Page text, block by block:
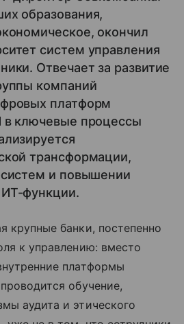
образования,
окончил
систем управления
Отвечает за развитие
компаний
платформ
в ключевые процессы
трансформации,
и повышении
функции.
крупные банки, постепенно
к управлению: вместо
платформы
обучение,
аудита и этического